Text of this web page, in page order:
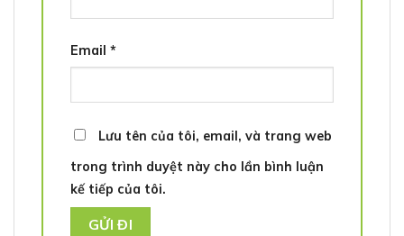
Email *
Lưu tên của tôi, email, và trang web
trong trình duyệt này cho lần bình luận
kế tiếp của tôi.